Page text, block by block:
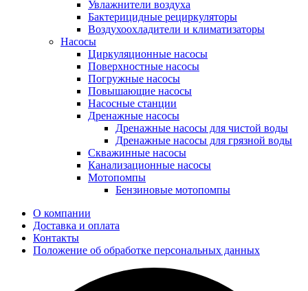
Увлажнители воздуха
Бактерицидные рециркуляторы
Воздухоохладители и климатизаторы
Насосы
Циркуляционные насосы
Поверхностные насосы
Погружные насосы
Повышающие насосы
Насосные станции
Дренажные насосы
Дренажные насосы для чистой воды
Дренажные насосы для грязной воды
Скважинные насосы
Канализационные насосы
Мотопомпы
Бензиновые мотопомпы
О компании
Доставка и оплата
Контакты
Положение об обработке персональных данных